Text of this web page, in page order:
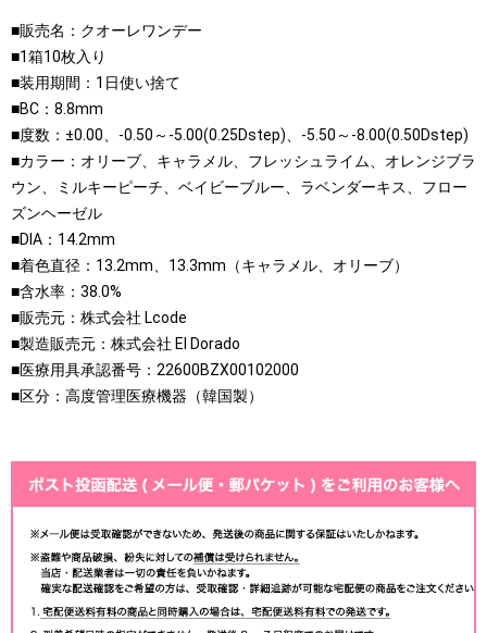
■販売名：クオーレワンデー
■1箱10枚入り
■装用期間：1日使い捨て
■BC：8.8mm
■度数：±0.00、-0.50～-5.00(0.25Dstep)、-5.50～-8.00(0.50Dstep)
■カラー：オリーブ、キャラメル、フレッシュライム、オレンジブラ
ウン、ミルキーピーチ、ベイビーブルー、ラベンダーキス、フロー
ズンヘーゼル
■DIA：14.2mm
■着色直径：13.2mm、13.3mm（キャラメル、オリーブ）
■含水率：38.0%
■販売元：株式会社 Lcode
■製造販売元：株式会社 El Dorado
■医療用具承認番号：22600BZX00102000
■区分：高度管理医療機器（韓国製）